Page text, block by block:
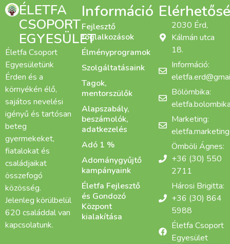
ÉLETFA
CSOPORT
EGYESÜLET
Életfa Csoport
Egyesületünk
Érden és a
környékén élő,
sajátos nevelési
igényű és tartósan
beteg
gyermekeket,
fiatalokat és
családjaikat
összefogó
közösség.
Jelenleg körülbelül
620 családdal van
kapcsolatunk.
Információ
Fejlesztő
foglalkozások
Élményprogramok
Szolgáltatásaink
Tagok,
mentorszülők
Alapszabály,
beszámolók,
adatkezelés
Adó 1 %
Adománygyűjtő
kampányaink
Életfa Fejlesztő
és Gondozó
Központ
kialakítása
2030 Érd,
Kálmán utca
18.
Információ:
Bölömbika:
Marketing:
Ömböli Ágnes:
+36 (30) 550
2711
Hárosi Brigitta:
+36 (30) 864
5988
Életfa Csoport
Egyesület